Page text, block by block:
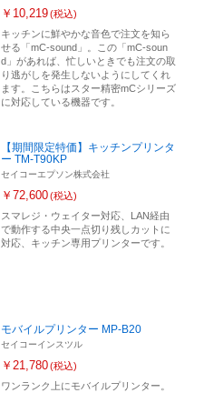
￥10,219(税込)
キッチンに鮮やかな音色で注文を知ら
せる「mC-sound」。この「mC-soun
d」があれば、忙しいときでも注文の取
り逃がしを発生しないようにしてくれ
ます。こちらはスター精密mCシリーズ
に対応している機器です。
【期間限定特価】キッチンプリンタ
ー TM-T90KP
セイコーエプソン株式会社
￥72,600(税込)
スマレジ・ウェイター対応、LAN経由
で動作する中央一点切り残しカットに
対応、キッチン専用プリンターです。
モバイルプリンター MP-B20
セイコーインスツル
￥21,780(税込)
ワンランク上にモバイルプリンター。